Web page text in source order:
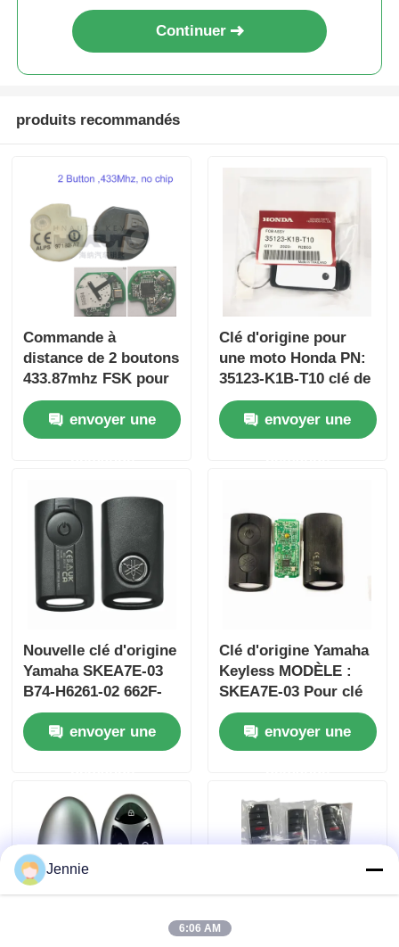
Continuer
produits recommandés
Commande à
distance de 2 boutons
433.87mhz FSK pour
Su-zuki Jim-ny 2005-
2017 Sans puce
37182-A7 Seule
envoyer une
Clé d'origine pour
une moto Honda PN:
35123-K1B-T10 clé de
voiture à distance à
trois boutons
FSK433.92MHz
envoyer une
Nouvelle clé d'origine
Yamaha SKEA7E-03
B74-H6261-02 662F-
SKEA7D03
envoyer une
Clé d'origine Yamaha
Keyless MODÈLE :
SKEA7E-03 Pour clé
intelligente à distance
Yamaha B74-H6261-
02/662F-SKEA7D03
envoyer une
Jennie
6:06 AM